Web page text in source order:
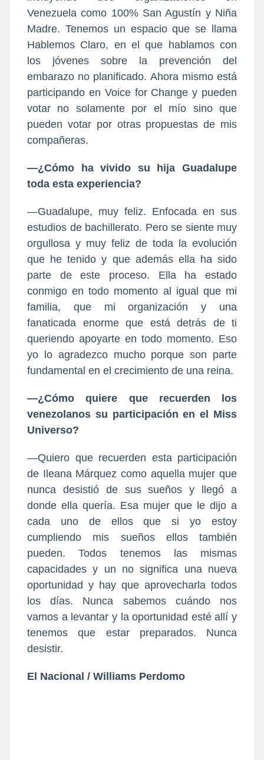
Venezuela como 100% San Agustín y Niña
Madre. Tenemos un espacio que se llama
Hablemos Claro, en el que hablamos con
los jóvenes sobre la prevención del
embarazo no planificado. Ahora mismo está
participando en Voice for Change y pueden
votar no solamente por el mío sino que
pueden votar por otras propuestas de mis
compañeras.
—¿Cómo ha vivido su hija Guadalupe
toda esta experiencia?
—Guadalupe, muy feliz. Enfocada en sus
estudios de bachillerato. Pero se siente muy
orgullosa y muy feliz de toda la evolución
que he tenido y que además ella ha sido
parte de este proceso. Ella ha estado
conmigo en todo momento al igual que mi
familia, que mi organización y una
fanaticada enorme que está detrás de ti
queriendo apoyarte en todo momento. Eso
yo lo agradezco mucho porque son parte
fundamental en el crecimiento de una reina.
—¿Cómo quiere que recuerden los
venezolanos su participación en el Miss
Universo?
—Quiero que recuerden esta participación
de Ileana Márquez como aquella mujer que
nunca desistió de sus sueños y llegó a
donde ella quería. Esa mujer que le dijo a
cada uno de ellos que si yo estoy
cumpliendo mis sueños ellos también
pueden. Todos tenemos las mismas
capacidades y un no significa una nueva
oportunidad y hay que aprovecharla todos
los días. Nunca sabemos cuándo nos
vamos a levantar y la oportunidad esté allí y
tenemos que estar preparados. Nunca
desistir.
El Nacional / Williams Perdomo